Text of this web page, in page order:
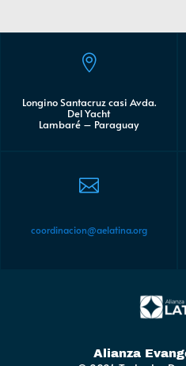

Longino Santacruz casi Avda.
Del Yacht
Lambaré – Paraguay

coordinacion@aelatina.org
Alianza